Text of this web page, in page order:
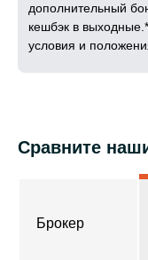
дополнительный
кешбэк в
условия и
Сравните
Брокер